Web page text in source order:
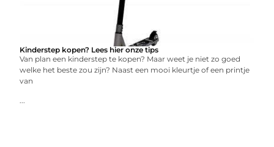
Kinderstep kopen? Lees hier onze tips
Van plan een kinderstep te kopen? Maar weet je niet zo goed
welke het beste zou zijn? Naast een mooi kleurtje of een printje
van
...